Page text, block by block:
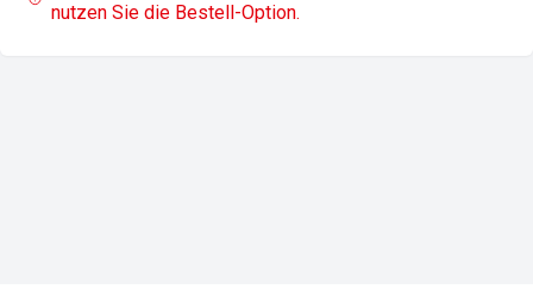
nutzen Sie die Bestell-Option.